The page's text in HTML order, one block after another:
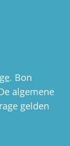
. Bon
algemene
gelden